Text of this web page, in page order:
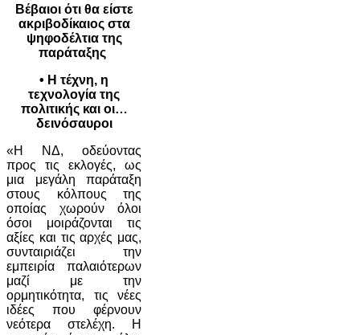
Βέβαιοι ότι θα είστε
ακριβοδίκαιος στα
ψηφοδέλτια της
παράταξης
• Η τέχνη, η
τεχνολογία της
πολιτικής και οι…
δεινόσαυροι
«Η ΝΔ, οδεύοντας
προς τις εκλογές, ως
μια μεγάλη παράταξη
στους κόλπους της
οποίας χωρούν όλοι
όσοι μοιράζονται τις
αξίες και τις αρχές μας,
συνταιριάζει την
εμπειρία παλαιότερων
μαζί με την
ορμητικότητα, τις νέες
ιδέες που φέρνουν
νεότερα στελέχη. Η